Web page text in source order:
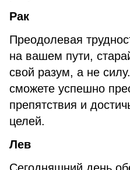
Рак
Преодолевая
на вашем пути,
свой разум, а не
сможете успешно
препятствия и
целей.
Лев